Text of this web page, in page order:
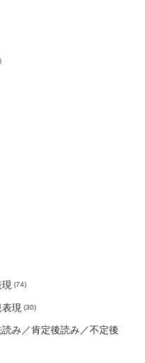
現 (74)
現 (30)
み／肯定後読み／不定後